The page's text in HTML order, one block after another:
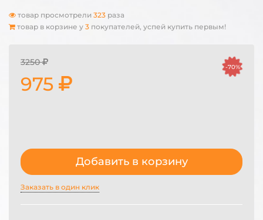
товар просмотрели 323 раза
товар в корзине у 3 покупателей, успей купить первым!
3250
975
-70%
Добавить в корзину
Заказать в один клик